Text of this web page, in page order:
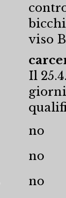
viso
Il
no
no
no